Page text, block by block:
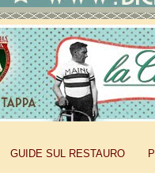
GUIDE SUL RESTAURO